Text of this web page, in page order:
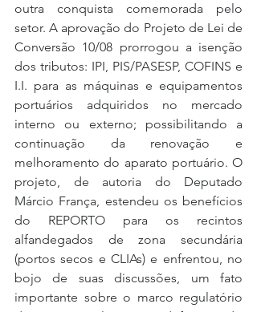
outra conquista comemorada pelo
setor. A aprovação do Projeto de Lei de
Conversão 10/08 prorrogou a isenção
dos tributos: IPI, PIS/PASESP, COFINS e
I.I. para as máquinas e equipamentos
portuários adquiridos no mercado
interno ou externo; possibilitando a
continuação da renovação e
melhoramento do aparato portuário. O
projeto, de autoria do Deputado
Márcio França, estendeu os benefícios
do REPORTO para os recintos
alfandegados de zona secundária
(portos secos e CLIAs) e enfrentou, no
bojo de suas discussões, um fato
importante sobre o marco regulatório